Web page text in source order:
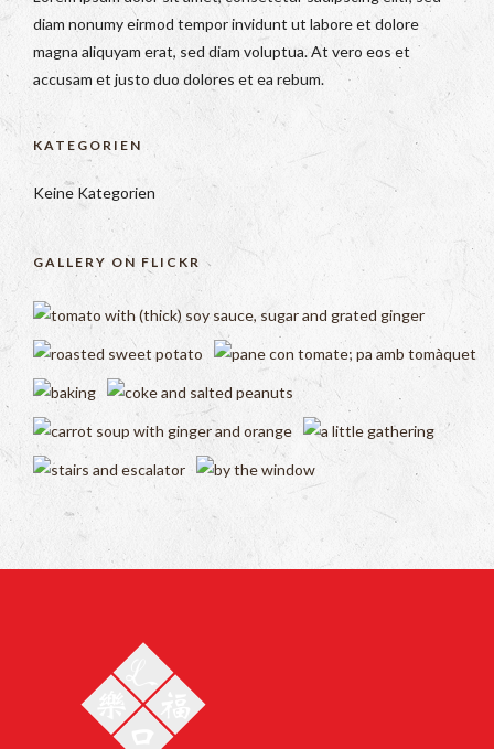
diam nonumy eirmod tempor invidunt ut labore et dolore
magna aliquyam erat, sed diam voluptua. At vero eos et
accusam et justo duo dolores et ea rebum.
KATEGORIEN
Keine Kategorien
GALLERY ON FLICKR